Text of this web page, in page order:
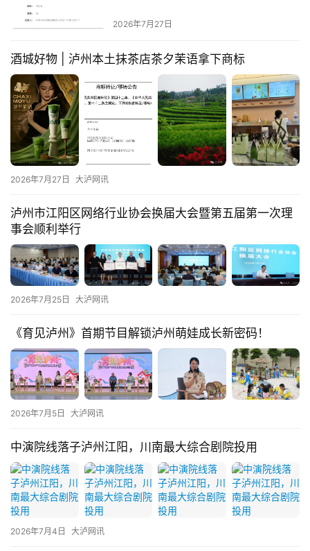
首
页
文
章
分
快
讯
关
我
2026年7月27日
酒城好物 | 泸州本土抹茶店茶夕茉语拿下商标
2026年7月27日 大泸网讯
泸州市江阳区网络行业协会换届大会暨第五届第一次理
事会顺利举行
2026年7月25日 大泸网讯
《育见泸州》首期节目解锁泸州萌娃成长新密码！
2026年7月5日 大泸网讯
中演院线落子泸州江阳，川南最大综合剧院投用
2026年7月4日 大泸网讯